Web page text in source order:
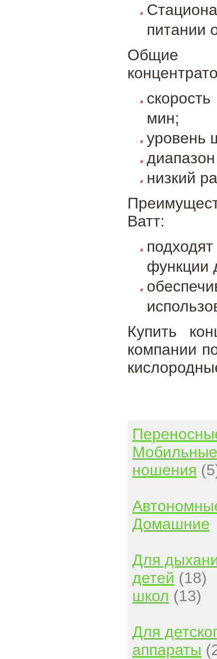
питании
Общие
мин;
уровень
низкий
Ватт:
функции
Купить
компании
Мобильные
ношения
Домашние
Для
детей (18)
школ (13)
Для
аппараты